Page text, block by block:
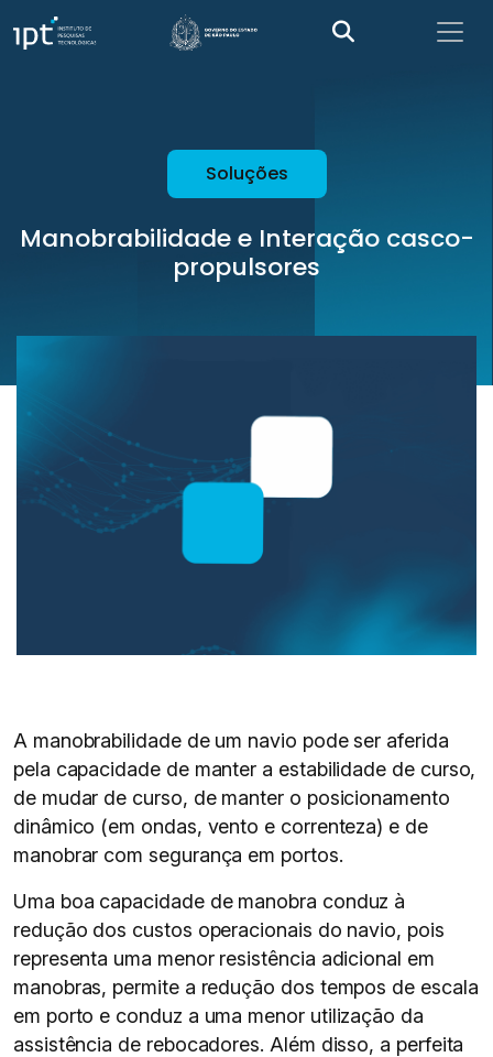
Soluções
Manobrabilidade e Interação casco-
propulsores
A manobrabilidade de um navio pode ser aferida
pela capacidade de manter a estabilidade de curso,
de mudar de curso, de manter o posicionamento
dinâmico (em ondas, vento e correnteza) e de
manobrar com segurança em portos.
Uma boa capacidade de manobra conduz à
redução dos custos operacionais do navio, pois
representa uma menor resistência adicional em
manobras, permite a redução dos tempos de escala
em porto e conduz a uma menor utilização da
assistência de rebocadores. Além disso, a perfeita